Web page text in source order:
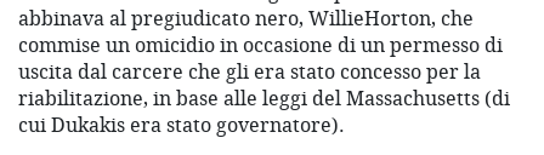
abbinava al pregiudicato nero, WillieHorton, che
commise un omicidio in occasione di un permesso di
uscita dal carcere che gli era stato concesso per la
riabilitazione, in base alle leggi del Massachusetts (di
cui Dukakis era stato governatore).